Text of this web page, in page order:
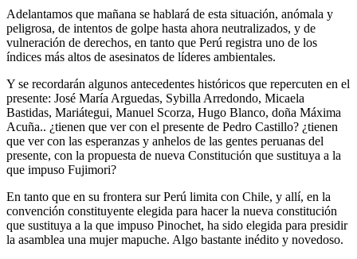
Adelantamos que mañana se hablará de esta situación, anómala y
peligrosa, de intentos de golpe hasta ahora neutralizados, y de
vulneración de derechos, en tanto que Perú registra uno de los
índices más altos de asesinatos de líderes ambientales.
Y se recordarán algunos antecedentes históricos que repercuten en el
presente: José María Arguedas, Sybilla Arredondo, Micaela
Bastidas, Mariátegui, Manuel Scorza, Hugo Blanco, doña Máxima
Acuña.. ¿tienen que ver con el presente de Pedro Castillo? ¿tienen
que ver con las esperanzas y anhelos de las gentes peruanas del
presente, con la propuesta de nueva Constitución que sustituya a la
que impuso Fujimori?
En tanto que en su frontera sur Perú limita con Chile, y allí, en la
convención constituyente elegida para hacer la nueva constitución
que sustituya a la que impuso Pinochet, ha sido elegida para presidir
la asamblea una mujer mapuche. Algo bastante inédito y novedoso.